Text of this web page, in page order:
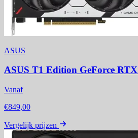
ASUS
ASUS T1 Edition GeForce
Vanaf
€849,00
Vergelijk prijzen